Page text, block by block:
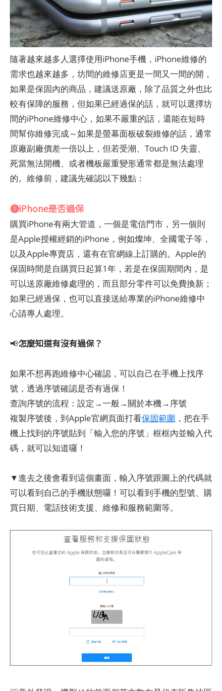
隨著越來越多人選擇使用iPhone手機，iPhone維修的
需求也越來越多，坊間的維修店更是一間又一間的開，
如果是保固內的商品，建議送原廠，除了品質之外也比
較有保障的服務，但如果已經過保的話，就可以選擇坊
間的iPhone維修中心，如果不嚴重的話，還能在短時
間幫你維修完成～如果是螢幕面板破裂維修的話，通常
原廠副廠價差一倍以上，但若受潮、Touch ID 失靈、
死當無法開機、或者機板嚴重變形通常都是無法處理
的。維修前，建議先確認以下幾點：
❶iPhone是否過保
購買iPhone有兩大管道，一個是電信門市，另一個則
是Apple授權經銷的iPhone，例如燦坤、全國電子等，
以及Apple專賣店，還有在官網線上訂購的。Apple的
保固時間是自購買日起算1年，若是在保固期間內，是
可以送原廠維修處理的，而且部分零件可以免費換新；
如果已經過保，也可以直接送給專業的iPhone維修中
心請專人處理。
📢怎麼知道有沒有過保？
如果不想再跑維修中心確認，可以自己在手機上找序
號，透過序號確認是否有過保！
查詢序號的流程：設定→一般→關於本機→序號
複製序號後，到Apple官網頁面打看保固範圍 ，把在手
機上找到的序號貼到「輸入您的序號」框框內並輸入代
碼，就可以知道囉！
▼進去之後會看到這個畫面，輸入序號跟圖上的代碼就
可以看到自己的手機狀態囉！可以看到手機的型號、購
買日期、電話技術支援、維修和服務範圍等。